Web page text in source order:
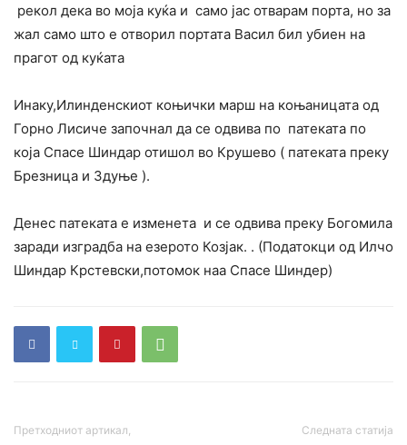
рекол дека во моја куќа и само јас отварам порта, но за
жал само што е отворил портата Васил бил убиен на
прагот од куќата
Инаку,Илинденскиот коњички марш на коњаницата од
Горно Лисиче започнал да се одвива по патеката по
која Спасе Шиндар отишол во Крушево ( патеката преку
Брезница и Здуње ).
Денес патеката е изменета и се одвива преку Богомила
заради изградба на езерото Козјак. . (Податокци од Илчо
Шиндар Крстевски,потомок наа Спасе Шиндер)
Претходниот артикал, Следната статија